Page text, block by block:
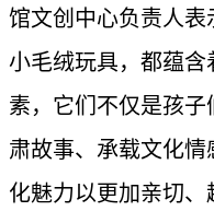
馆文创中心负责人表
小毛绒玩具，都蕴
素，它们不仅是孩
肃故事、承载文化
化魅力以更加亲切